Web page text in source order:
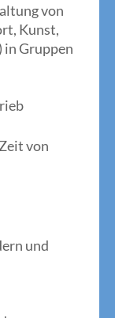
von
Kunst,
Gruppen
von
und